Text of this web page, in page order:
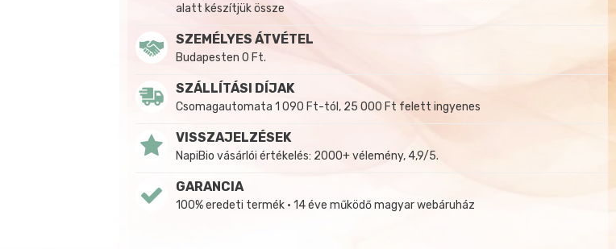
alatt készítjük össze
SZEMÉLYES ÁTVÉTEL
Budapesten 0 Ft.
SZÁLLÍTÁSI DÍJAK
Csomagautomata 1 090 Ft-tól, 25 000 Ft felett ingyenes
VISSZAJELZÉSEK
NapiBio vásárlói értékelés: 2000+ vélemény, 4,9/5.
GARANCIA
100% eredeti termék • 14 éve működő magyar webáruház